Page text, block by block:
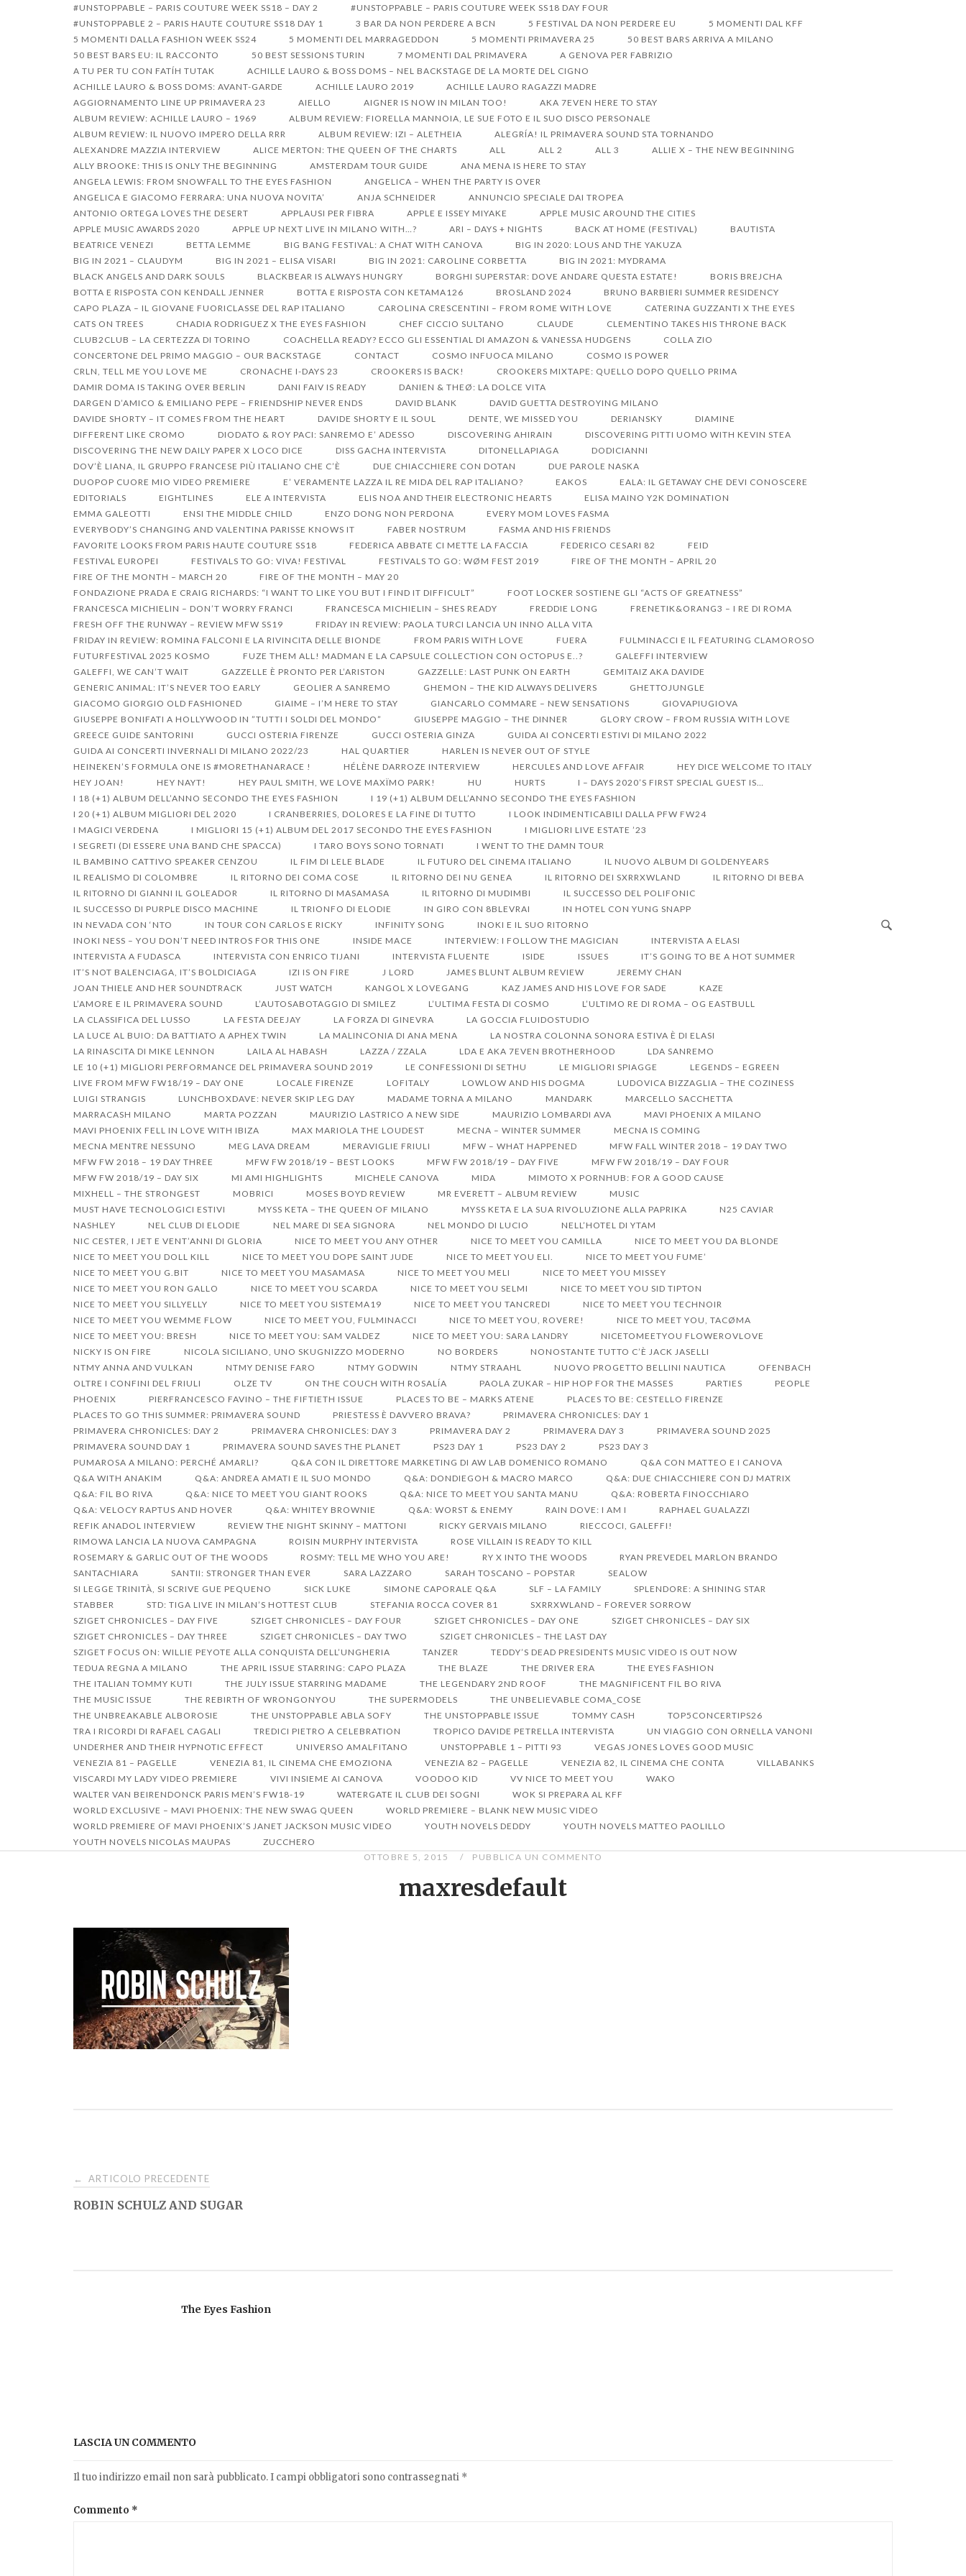
#UNSTOPPABLE – PARIS COUTURE WEEK SS18 – DAY 2
#UNSTOPPABLE – PARIS COUTURE WEEK SS18 DAY FOUR
#UNSTOPPABLE 2 – PARIS HAUTE COUTURE SS18 DAY 1
3 BAR DA NON PERDERE A BCN 5 FESTIVAL DA NON PERDERE EU
5 MOMENTI DAL KFF
5 MOMENTI DALLA FASHION WEEK SS24
5 MOMENTI DEL MARRAGEDDON 5 MOMENTI PRIMAVERA 25
50 BEST BARS ARRIVA A MILANO
50 BEST BARS EU: IL RACCONTO
50 BEST SESSIONS TURIN 7 MOMENTI DAL PRIMAVERA
A GENOVA PER FABRIZIO
A TU PER TU CON FATÍH TUTAK
ACHILLE LAURO & BOSS DOMS – NEL BACKSTAGE DE LA MORTE DEL CIGNO
ACHILLE LAURO & BOSS DOMS: AVANT-GARDE
ACHILLE LAURO 2019
ACHILLE LAURO RAGAZZI MADRE
AGGIORNAMENTO LINE UP PRIMAVERA 23
AIELLO AIGNER IS NOW IN MILAN TOO!
AKA 7EVEN HERE TO STAY
ALBUM REVIEW: ACHILLE LAURO – 1969
ALBUM REVIEW: FIORELLA MANNOIA, LE SUE FOTO E IL SUO DISCO PERSONALE
ALBUM REVIEW: IL NUOVO IMPERO DELLA RRR
ALBUM REVIEW: IZI – ALETHEIA
ALEGRÍA! IL PRIMAVERA SOUND STA TORNANDO
ALEXANDRE MAZZIA INTERVIEW
ALICE MERTON: THE QUEEN OF THE CHARTS ALL ALL 2 ALL 3
ALLIE X – THE NEW BEGINNING
ALLY BROOKE: THIS IS ONLY THE BEGINNING
AMSTERDAM TOUR GUIDE
ANA MENA IS HERE TO STAY
ANGELA LEWIS: FROM SNOWFALL TO THE EYES FASHION
ANGELICA – WHEN THE PARTY IS OVER
ANGELICA E GIACOMO FERRARA: UNA NUOVA NOVITA’
ANJA SCHNEIDER
ANNUNCIO SPECIALE DAI TROPEA
ANTONIO ORTEGA LOVES THE DESERT
APPLAUSI PER FIBRA APPLE E ISSEY MIYAKE
APPLE MUSIC AROUND THE CITIES
APPLE MUSIC AWARDS 2020
APPLE UP NEXT LIVE IN MILANO WITH…? ARI – DAYS + NIGHTS BACK AT HOME (FESTIVAL)
BAUTISTA
BEATRICE VENEZI
BETTA LEMME BIG BANG FESTIVAL: A CHAT WITH CANOVA
BIG IN 2020: LOUS AND THE YAKUZA
BIG IN 2021 – CLAUDYM
BIG IN 2021 – ELISA VISARI BIG IN 2021: CAROLINE CORBETTA
BIG IN 2021: MYDRAMA
BLACK ANGELS AND DARK SOULS
BLACKBEAR IS ALWAYS HUNGRY BORGHI SUPERSTAR: DOVE ANDARE QUESTA ESTATE!
BORIS BREJCHA
BOTTA E RISPOSTA CON KENDALL JENNER
BOTTA E RISPOSTA CON KETAMA126 BROSLAND 2024
BRUNO BARBIERI SUMMER RESIDENCY
CAPO PLAZA – IL GIOVANE FUORICLASSE DEL RAP ITALIANO
CAROLINA CRESCENTINI – FROM ROME WITH LOVE
CATERINA GUZZANTI X THE EYES
CATS ON TREES
CHADIA RODRIGUEZ X THE EYES FASHION CHEF CICCIO SULTANO CLAUDE
CLEMENTINO TAKES HIS THRONE BACK
CLUB2CLUB – LA CERTEZZA DI TORINO
COACHELLA READY? ECCO GLI ESSENTIAL DI AMAZON & VANESSA HUDGENS
COLLA ZIO
CONCERTONE DEL PRIMO MAGGIO – OUR BACKSTAGE
CONTACT COSMO INFUOCA MILANO
COSMO IS POWER
CRLN, TELL ME YOU LOVE ME
CRONACHE I-DAYS 23 CROOKERS IS BACK!
CROOKERS MIXTAPE: QUELLO DOPO QUELLO PRIMA
DAMIR DOMA IS TAKING OVER BERLIN
DANI FAIV IS READY
DANIEN & THEØ: LA DOLCE VITA
DARGEN D’AMICO & EMILIANO PEPE – FRIENDSHIP NEVER ENDS
DAVID BLANK
DAVID GUETTA DESTROYING MILANO
DAVIDE SHORTY – IT COMES FROM THE HEART
DAVIDE SHORTY E IL SOUL DENTE, WE MISSED YOU DERIANSKY
DIAMINE
DIFFERENT LIKE CROMO
DIODATO & ROY PACI: SANREMO E’ ADESSO DISCOVERING AHIRAIN
DISCOVERING PITTI UOMO WITH KEVIN STEA
DISCOVERING THE NEW DAILY PAPER X LOCO DICE
DISS GACHA INTERVISTA DITONELLAPIAGA
DODICIANNI
DOV’È LIANA, IL GRUPPO FRANCESE PIÙ ITALIANO CHE C’È
DUE CHIACCHIERE CON DOTAN
DUE PAROLE NASKA
DUOPOP CUORE MIO VIDEO PREMIERE
E’ VERAMENTE LAZZA IL RE MIDA DEL RAP ITALIANO? EAKOS
EALA: IL GETAWAY CHE DEVI CONOSCERE
EDITORIALS
EIGHTLINES ELE A INTERVISTA ELIS NOA AND THEIR ELECTRONIC HEARTS
ELISA MAINO Y2K DOMINATION
EMMA GALEOTTI
ENSI THE MIDDLE CHILD ENZO DONG NON PERDONA
EVERY MOM LOVES FASMA
EVERYBODY’S CHANGING AND VALENTINA PARISSE KNOWS IT
FABER NOSTRUM
FASMA AND HIS FRIENDS
FAVORITE LOOKS FROM PARIS HAUTE COUTURE SS18
FEDERICA ABBATE CI METTE LA FACCIA FEDERICO CESARI 82
FEID
FESTIVAL EUROPEI
FESTIVALS TO GO: VIVA! FESTIVAL FESTIVALS TO GO: WØM FEST 2019
FIRE OF THE MONTH – APRIL 20
FIRE OF THE MONTH – MARCH 20
FIRE OF THE MONTH – MAY 20
FONDAZIONE PRADA E CRAIG RICHARDS: “I WANT TO LIKE YOU BUT I FIND IT DIFFICULT”
FOOT LOCKER SOSTIENE GLI “ACTS OF GREATNESS”
FRANCESCA MICHIELIN – DON’T WORRY FRANCI
FRANCESCA MICHIELIN – SHES READY FREDDIE LONG
FRENETIK&ORANG3 – I RE DI ROMA
FRESH OFF THE RUNWAY – REVIEW MFW SS19
FRIDAY IN REVIEW: PAOLA TURCI LANCIA UN INNO ALLA VITA
FRIDAY IN REVIEW: ROMINA FALCONI E LA RIVINCITA DELLE BIONDE
FROM PARIS WITH LOVE FUERA
FULMINACCI E IL FEATURING CLAMOROSO
FUTURFESTIVAL 2025 KOSMO
FUZE THEM ALL! MADMAN E LA CAPSULE COLLECTION CON OCTOPUS E..?
GALEFFI INTERVIEW
GALEFFI, WE CAN’T WAIT
GAZZELLE È PRONTO PER L’ARISTON GAZZELLE: LAST PUNK ON EARTH
GEMITAIZ AKA DAVIDE
GENERIC ANIMAL: IT’S NEVER TOO EARLY
GEOLIER A SANREMO GHEMON – THE KID ALWAYS DELIVERS
GHETTOJUNGLE
GIACOMO GIORGIO OLD FASHIONED
GIAIME – I’M HERE TO STAY GIANCARLO COMMARE – NEW SENSATIONS
GIOVAPIUGIOVA
GIUSEPPE BONIFATI A HOLLYWOOD IN ”TUTTI I SOLDI DEL MONDO”
GIUSEPPE MAGGIO – THE DINNER
GLORY CROW – FROM RUSSIA WITH LOVE
GREECE GUIDE SANTORINI
GUCCI OSTERIA FIRENZE GUCCI OSTERIA GINZA
GUIDA AI CONCERTI ESTIVI DI MILANO 2022
GUIDA AI CONCERTI INVERNALI DI MILANO 2022/23
HAL QUARTIER
HARLEN IS NEVER OUT OF STYLE
HEINEKEN’S FORMULA ONE IS #MORETHANARACE !
HÉLÈNE DARROZE INTERVIEW HERCULES AND LOVE AFFAIR
HEY DICE WELCOME TO ITALY
HEY JOAN!
HEY NAYT! HEY PAUL SMITH, WE LOVE MAXÏMO PARK! HU HURTS
I – DAYS 2020’S FIRST SPECIAL GUEST IS…
I 18 (+1) ALBUM DELL’ANNO SECONDO THE EYES FASHION
I 19 (+1) ALBUM DELL’ANNO SECONDO THE EYES FASHION
I 20 (+1) ALBUM MIGLIORI DEL 2020
I CRANBERRIES, DOLORES E LA FINE DI TUTTO
I LOOK INDIMENTICABILI DALLA PFW FW24
I MAGICI VERDENA
I MIGLIORI 15 (+1) ALBUM DEL 2017 SECONDO THE EYES FASHION
I MIGLIORI LIVE ESTATE ’23
I SEGRETI (DI ESSERE UNA BAND CHE SPACCA)
I TARO BOYS SONO TORNATI
I WENT TO THE DAMN TOUR
IL BAMBINO CATTIVO SPEAKER CENZOU
IL FIM DI LELE BLADE IL FUTURO DEL CINEMA ITALIANO
IL NUOVO ALBUM DI GOLDENYEARS
IL REALISMO DI COLOMBRE
IL RITORNO DEI COMA COSE IL RITORNO DEI NU GENEA IL RITORNO DEI SXRRXWLAND
IL RITORNO DI BEBA
IL RITORNO DI GIANNI IL GOLEADOR
IL RITORNO DI MASAMASA IL RITORNO DI MUDIMBI
IL SUCCESSO DEL POLIFONIC
IL SUCCESSO DI PURPLE DISCO MACHINE
IL TRIONFO DI ELODIE IN GIRO CON 8BLEVRAI
IN HOTEL CON YUNG SNAPP
IN NEVADA CON ‘NTO
IN TOUR CON CARLOS E RICKY INFINITY SONG
INOKI E IL SUO RITORNO
INOKI NESS – YOU DON’T NEED INTROS FOR THIS ONE
INSIDE MACE INTERVIEW: I FOLLOW THE MAGICIAN
INTERVISTA A ELASI
INTERVISTA A FUDASCA
INTERVISTA CON ENRICO TIJANI INTERVISTA FLUENTE ISIDE ISSUES
IT’S GOING TO BE A HOT SUMMER
IT’S NOT BALENCIAGA, IT’S BOLDICIAGA
IZI IS ON FIRE J LORD JAMES BLUNT ALBUM REVIEW
JEREMY CHAN
JOAN THIELE AND HER SOUNDTRACK
JUST WATCH KANGOL X LOVEGANG KAZ JAMES AND HIS LOVE FOR SADE
KAZE
L’AMORE E IL PRIMAVERA SOUND
L’AUTOSABOTAGGIO DI SMILEZ L’ULTIMA FESTA DI COSMO
L’ULTIMO RE DI ROMA – OG EASTBULL
LA CLASSIFICA DEL LUSSO
LA FESTA DEEJAY LA FORZA DI GINEVRA
LA GOCCIA FLUIDOSTUDIO
LA LUCE AL BUIO: DA BATTIATO A APHEX TWIN
LA MALINCONIA DI ANA MENA
LA NOSTRA COLONNA SONORA ESTIVA È DI ELASI
LA RINASCITA DI MIKE LENNON
LAILA AL HABASH LAZZA / ZZALA LDA E AKA 7EVEN BROTHERHOOD
LDA SANREMO
LE 10 (+1) MIGLIORI PERFORMANCE DEL PRIMAVERA SOUND 2019
LE CONFESSIONI DI SETHU LE MIGLIORI SPIAGGE
LEGENDS – EGREEN
LIVE FROM MFW FW18/19 – DAY ONE
LOCALE FIRENZE LOFITALY LOWLOW AND HIS DOGMA
LUDOVICA BIZZAGLIA – THE COZINESS
LUIGI STRANGIS
LUNCHBOXDAVE: NEVER SKIP LEG DAY MADAME TORNA A MILANO MANDARK
MARCELLO SACCHETTA
MARRACASH MILANO
MARTA POZZAN MAURIZIO LASTRICO A NEW SIDE MAURIZIO LOMBARDI AVA
MAVI PHOENIX A MILANO
MAVI PHOENIX FELL IN LOVE WITH IBIZA
MAX MARIOLA THE LOUDEST MECNA – WINTER SUMMER
MECNA IS COMING
MECNA MENTRE NESSUNO
MEG LAVA DREAM MERAVIGLIE FRIULI MFW – WHAT HAPPENED
MFW FALL WINTER 2018 – 19 DAY TWO
MFW FW 2018 – 19 DAY THREE
MFW FW 2018/19 – BEST LOOKS MFW FW 2018/19 – DAY FIVE
MFW FW 2018/19 – DAY FOUR
MFW FW 2018/19 – DAY SIX
MI AMI HIGHLIGHTS MICHELE CANOVA MIDA
MIMOTO X PORNHUB: FOR A GOOD CAUSE
MIXHELL – THE STRONGEST
MOBRICI MOSES BOYD REVIEW MR EVERETT – ALBUM REVIEW
MUSIC
MUST HAVE TECNOLOGICI ESTIVI
MYSS KETA – THE QUEEN OF MILANO MYSS KETA E LA SUA RIVOLUZIONE ALLA PAPRIKA
N25 CAVIAR
NASHLEY
NEL CLUB DI ELODIE NEL MARE DI SEA SIGNORA NEL MONDO DI LUCIO
NELL’HOTEL DI YTAM
NIC CESTER, I JET E VENT’ANNI DI GLORIA
NICE TO MEET YOU ANY OTHER NICE TO MEET YOU CAMILLA
NICE TO MEET YOU DA BLONDE
NICE TO MEET YOU DOLL KILL
NICE TO MEET YOU DOPE SAINT JUDE NICE TO MEET YOU ELI.
NICE TO MEET YOU FUME’
NICE TO MEET YOU G.BIT
NICE TO MEET YOU MASAMASA NICE TO MEET YOU MELI
NICE TO MEET YOU MISSEY
NICE TO MEET YOU RON GALLO
NICE TO MEET YOU SCARDA NICE TO MEET YOU SELMI
NICE TO MEET YOU SID TIPTON
NICE TO MEET YOU SILLYELLY
NICE TO MEET YOU SISTEMA19 NICE TO MEET YOU TANCREDI
NICE TO MEET YOU TECHNOIR
NICE TO MEET YOU WEMME FLOW
NICE TO MEET YOU, FULMINACCI NICE TO MEET YOU, ROVERE!
NICE TO MEET YOU, TACØMA
NICE TO MEET YOU: BRESH
NICE TO MEET YOU: SAM VALDEZ NICE TO MEET YOU: SARA LANDRY
NICETOMEETYOU FLOWEROVLOVE
NICKY IS ON FIRE
NICOLA SICILIANO, UNO SKUGNIZZO MODERNO NO BORDERS
NONOSTANTE TUTTO C’È JACK JASELLI
NTMY ANNA AND VULKAN
NTMY DENISE FARO NTMY GODWIN NTMY STRAAHL NUOVO PROGETTO BELLINI NAUTICA
OFENBACH
OLTRE I CONFINI DEL FRIULI
OLZE TV ON THE COUCH WITH ROSALÍA PAOLA ZUKAR – HIP HOP FOR THE MASSES PARTIES
PEOPLE
PHOENIX
PIERFRANCESCO FAVINO – THE FIFTIETH ISSUE PLACES TO BE – MARKS ATENE
PLACES TO BE: CESTELLO FIRENZE
PLACES TO GO THIS SUMMER: PRIMAVERA SOUND
PRIESTESS È DAVVERO BRAVA?
PRIMAVERA CHRONICLES: DAY 1
PRIMAVERA CHRONICLES: DAY 2
PRIMAVERA CHRONICLES: DAY 3 PRIMAVERA DAY 2 PRIMAVERA DAY 3
PRIMAVERA SOUND 2025
PRIMAVERA SOUND DAY 1
PRIMAVERA SOUND SAVES THE PLANET PS23 DAY 1 PS23 DAY 2
PS23 DAY 3
PUMAROSA A MILANO: PERCHÉ AMARLI?
Q&A CON IL DIRETTORE MARKETING DI AW LAB DOMENICO ROMANO
Q&A CON MATTEO E I CANOVA
Q&A WITH ANAKIM
Q&A: ANDREA AMATI E IL SUO MONDO Q&A: DONDIEGOH & MACRO MARCO
Q&A: DUE CHIACCHIERE CON DJ MATRIX
Q&A: FIL BO RIVA
Q&A: NICE TO MEET YOU GIANT ROOKS Q&A: NICE TO MEET YOU SANTA MANU
Q&A: ROBERTA FINOCCHIARO
Q&A: VELOCY RAPTUS AND HOVER
Q&A: WHITEY BROWNIE Q&A: WORST & ENEMY RAIN DOVE: I AM I
RAPHAEL GUALAZZI
REFIK ANADOL INTERVIEW
REVIEW THE NIGHT SKINNY – MATTONI RICKY GERVAIS MILANO
RIECCOCI, GALEFFI!
RIMOWA LANCIA LA NUOVA CAMPAGNA
ROISIN MURPHY INTERVISTA
ROSE VILLAIN IS READY TO KILL
ROSEMARY & GARLIC OUT OF THE WOODS
ROSMY: TELL ME WHO YOU ARE! RY X INTO THE WOODS
RYAN PREVEDEL MARLON BRANDO
SANTACHIARA
SANTII: STRONGER THAN EVER SARA LAZZARO SARAH TOSCANO – POPSTAR
SEALOW
SI LEGGE TRINITÀ, SI SCRIVE GUE PEQUENO
SICK LUKE SIMONE CAPORALE Q&A SLF – LA FAMILY
SPLENDORE: A SHINING STAR
STABBER
STD: TIGA LIVE IN MILAN’S HOTTEST CLUB STEFANIA ROCCA COVER 81
SXRRXWLAND – FOREVER SORROW
SZIGET CHRONICLES – DAY FIVE
SZIGET CHRONICLES – DAY FOUR SZIGET CHRONICLES – DAY ONE
SZIGET CHRONICLES – DAY SIX
SZIGET CHRONICLES – DAY THREE
SZIGET CHRONICLES – DAY TWO
SZIGET CHRONICLES – THE LAST DAY
SZIGET FOCUS ON: WILLIE PEYOTE ALLA CONQUISTA DELL’UNGHERIA
TANZER
TEDDY’S DEAD PRESIDENTS MUSIC VIDEO IS OUT NOW
TEDUA REGNA A MILANO
THE APRIL ISSUE STARRING: CAPO PLAZA THE BLAZE THE DRIVER ERA
THE EYES FASHION
THE ITALIAN TOMMY KUTI
THE JULY ISSUE STARRING MADAME THE LEGENDARY 2ND ROOF
THE MAGNIFICENT FIL BO RIVA
THE MUSIC ISSUE
THE REBIRTH OF WRONGONYOU THE SUPERMODELS
THE UNBELIEVABLE COMA_COSE
THE UNBREAKABLE ALBOROSIE
THE UNSTOPPABLE ABLA SOFY THE UNSTOPPABLE ISSUE TOMMY CASH
TOP5CONCERTIPS26
TRA I RICORDI DI RAFAEL CAGALI
TREDICI PIETRO A CELEBRATION TROPICO DAVIDE PETRELLA INTERVISTA
UN VIAGGIO CON ORNELLA VANONI
UNDERHER AND THEIR HYPNOTIC EFFECT
UNIVERSO AMALFITANO UNSTOPPABLE 1 – PITTI 93
VEGAS JONES LOVES GOOD MUSIC
VENEZIA 81 – PAGELLE
VENEZIA 81, IL CINEMA CHE EMOZIONA VENEZIA 82 – PAGELLE VENEZIA 82, IL CINEMA CHE CONTA
VILLABANKS
VISCARDI MY LADY VIDEO PREMIERE
VIVI INSIEME AI CANOVA VOODOO KID VV NICE TO MEET YOU
WAKO
WALTER VAN BEIRENDONCK PARIS MEN’S FW18-19
WATERGATE IL CLUB DEI SOGNI
WOK SI PREPARA AL KFF
WORLD EXCLUSIVE – MAVI PHOENIX: THE NEW SWAG QUEEN
WORLD PREMIERE – BLANK NEW MUSIC VIDEO
WORLD PREMIERE OF MAVI PHOENIX’S JANET JACKSON MUSIC VIDEO
YOUTH NOVELS DEDDY
YOUTH NOVELS MATTEO PAOLILLO
YOUTH NOVELS NICOLAS MAUPAS
ZUCCHERO
OTTOBRE 5, 2015
PUBBLICA UN COMMENTO
maxresdefault
Navigazione
articoli
← ARTICOLO PRECEDENTE
ROBIN SCHULZ AND SUGAR
The Eyes Fashion
LASCIA UN COMMENTO
Il tuo indirizzo email non sarà pubblicato. I campi obbligatori sono contrassegnati *
Commento *